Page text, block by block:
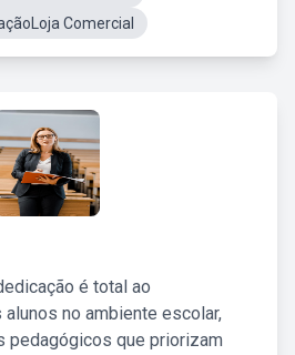
Comercial
é total ao
no ambiente escolar,
pedagógicos que priorizam